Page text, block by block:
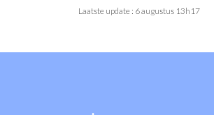
Laatste update : 6 augustus 13h17